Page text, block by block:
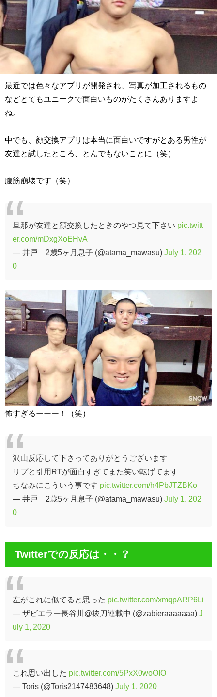
最近では色々なアプリが開発され、写真が加工されるもの
などとてもユニークで面白いものがたくさんありますよ
ね。
中でも、顔交換アプリは本当に面白いですがとある男性が
友達と試したところ、とんでもないことに（笑）
腹筋崩壊です（笑）
旦那が友達と顔交換したときのやつ見て下さい pic.twitt
er.com/mDxgXoEHvA
— 井戸 2歳5ヶ月息子 (@atama_mawasu) July 1, 202
0
怖すぎるーーー！（笑）
沢山反応して下さってありがとうございます
リプと引用RTが面白すぎてまた笑い転げてます
ちなみにこういう事です pic.twitter.com/h4PbJTZBKo
— 井戸 2歳5ヶ月息子 (@atama_mawasu) July 1, 202
0
Twitterでの反応は・・？
左がこれに似てると思った pic.twitter.com/xmqpARP6Li
— ザビエラー長谷川@抜刀連載中 (@zabieraaaaaaa) J
uly 1, 2020
これ思い出した pic.twitter.com/5PxX0woOIO
— Toris (@Toris2147483648) July 1, 2020